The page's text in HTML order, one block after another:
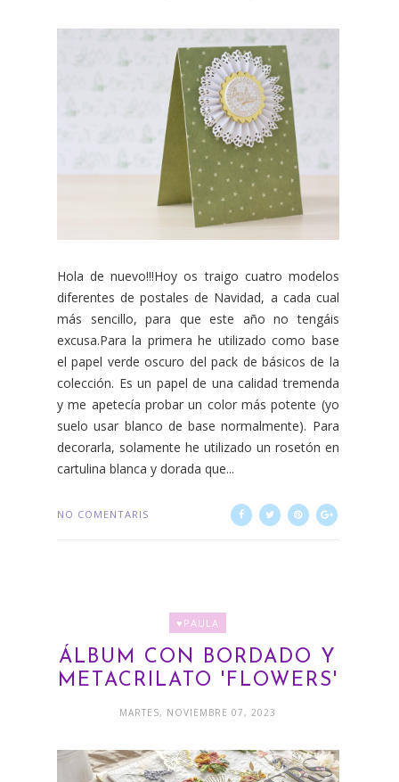
Hola de nuevo!!!Hoy os traigo cuatro modelos
diferentes de postales de Navidad, a cada cual
más sencillo, para que este año no tengáis
excusa.Para la primera he utilizado como base
el papel verde oscuro del pack de básicos de la
colección. Es un papel de una calidad tremenda
y me apetecía probar un color más potente (yo
suelo usar blanco de base normalmente). Para
decorarla, solamente he utilizado un rosetón en
cartulina blanca y dorada que...
NO COMENTARIS
♥PAULA
ÁLBUM CON BORDADO Y
METACRILATO 'FLOWERS'
MARTES, NOVIEMBRE 07, 2023